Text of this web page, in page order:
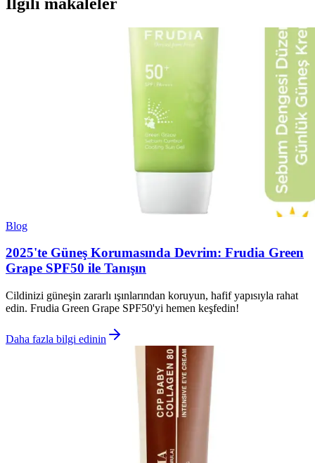
Blog
2025'te Güneş Korumasında Devrim: Frudia Green
Grape SPF50 ile Tanışın
Cildinizi güneşin zararlı ışınlarından koruyun, hafif yapısıyla rahat
edin. Frudia Green Grape SPF50'yi hemen keşfedin!
Daha fazla bilgi edinin